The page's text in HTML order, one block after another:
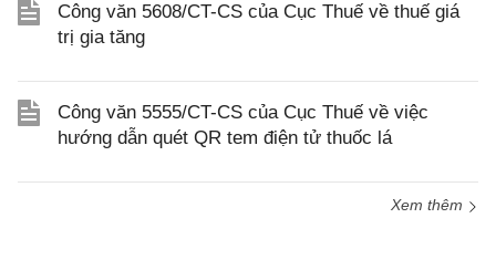
Công văn 5608/CT-CS của Cục Thuế về thuế giá
trị gia tăng
Công văn 5555/CT-CS của Cục Thuế về việc
hướng dẫn quét QR tem điện tử thuốc lá
Xem thêm